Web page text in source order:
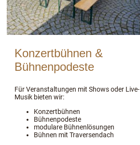
Konzertbühnen &
Bühnenpodeste
Für Veranstaltungen mit Shows oder Live-
Musik bieten wir:
Konzertbühnen
Bühnenpodeste
modulare Bühnenlösungen
Bühnen mit Traversendach